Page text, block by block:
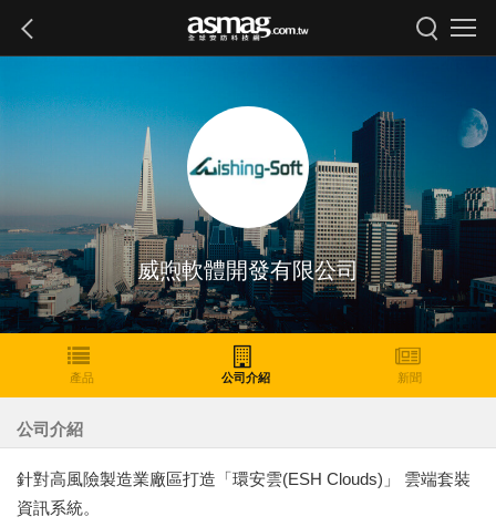
威煦軟體開發有限公司
產品 公司介紹 新聞
公司介紹
針對高風險製造業廠區打造「環安雲(ESH Clouds)」 雲端套裝
資訊系統。